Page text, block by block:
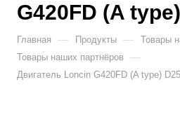
G420FD (A
Главная — Продукты — Товары
Товары наших партнёров —
Двигатель Loncin G420FD (A type)